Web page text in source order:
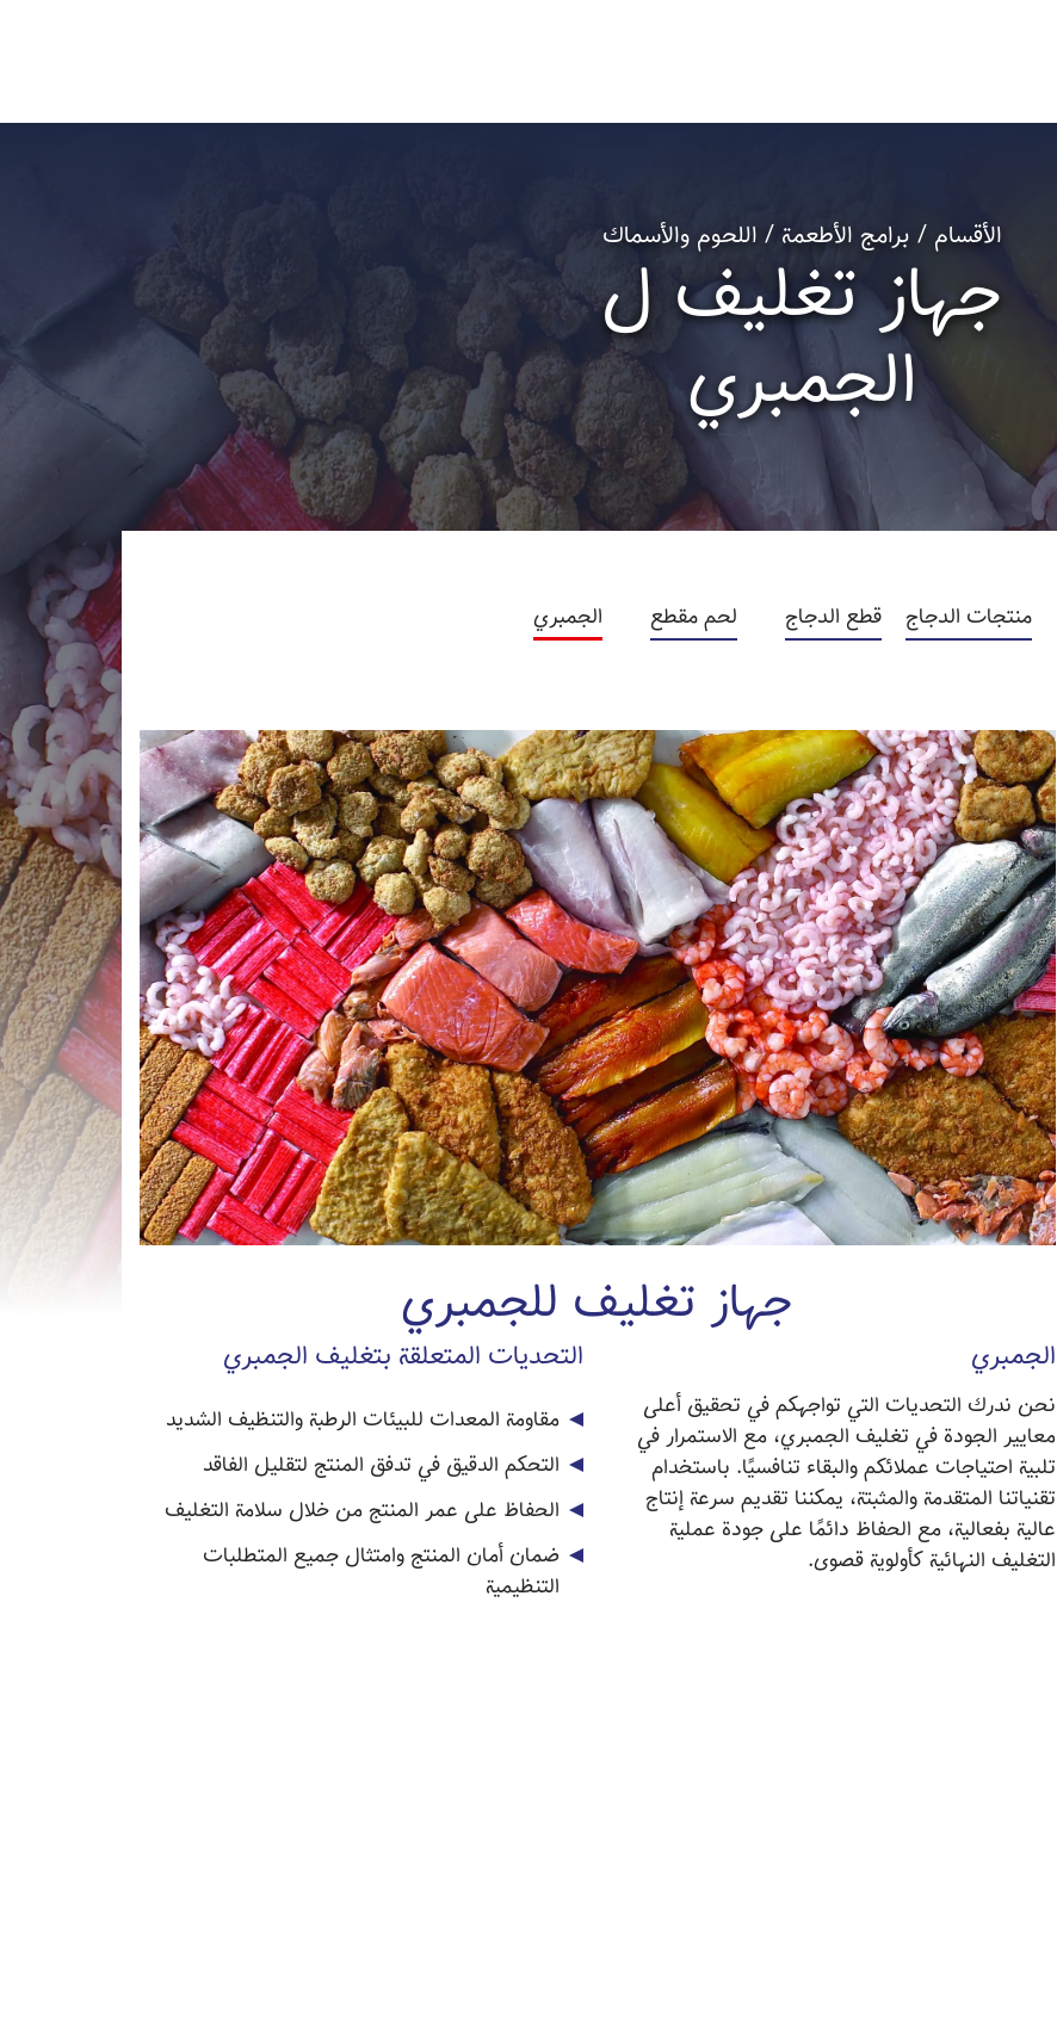
الأقسام / برامج الأطعمة / اللحوم والأسماك
جهاز تغليف ل
الجمبري
منتجات الدجاج قطع الدجاج لحم مقطع الجمبري
جهاز تغليف للجمبري
الجمبري
نحن ندرك التحديات التي تواجهكم في تحقيق أعلى
معايير الجودة في تغليف الجمبري، مع الاستمرار في
تلبية احتياجات عملائكم والبقاء تنافسيًا. باستخدام
تقنياتنا المتقدمة والمثبتة، يمكننا تقديم سرعة إنتاج
عالية بفعالية، مع الحفاظ دائمًا على جودة عملية
التغليف النهائية كأولوية قصوى.
التحديات المتعلقة بتغليف الجمبري
مقاومة المعدات للبيئات الرطبة والتنظيف الشديد
التحكم الدقيق في تدفق المنتج لتقليل الفاقد
الحفاظ على عمر المنتج من خلال سلامة التغليف
ضمان أمان المنتج وامتثال جميع المتطلبات
التنظيمية